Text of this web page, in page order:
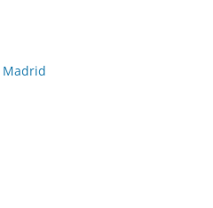
Madrid